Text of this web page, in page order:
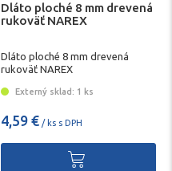
Dláto ploché 8 mm drevená
rukoväť NAREX
Dláto ploché 8 mm drevená
rukoväť NAREX
Externý sklad: 1 ks
4,59 € / ks s DPH